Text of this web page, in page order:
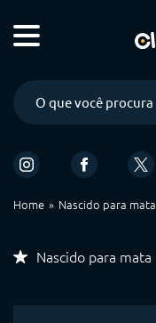
Home Nascido para mata
Nascido para mata